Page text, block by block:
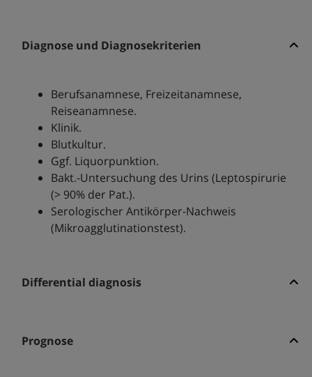
Diagnose und Diagnosekriterien
Berufsanamnese, Freizeitanamnese,
Reiseanamnese.
Klinik.
Blutkultur.
Ggf. Liquorpunktion.
Bakt.-Untersuchung des Urins (Leptospirurie
(> 90% der Pat.).
Serologischer Antikörper-Nachweis
(Mikroagglutinationstest).
Differential diagnosis
Prognose